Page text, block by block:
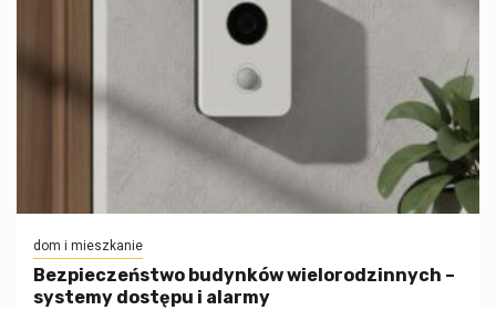
dom i mieszkanie
Bezpieczeństwo budynków wielorodzinnych –
systemy dostępu i alarmy